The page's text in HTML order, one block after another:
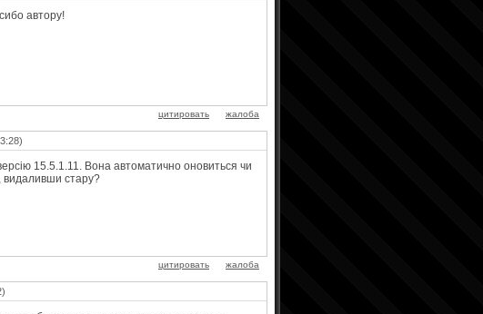
автору!
цитировать жалоба
15.5.1.11. Вона автоматично оновиться чи
видаливши стару?
цитировать жалоба